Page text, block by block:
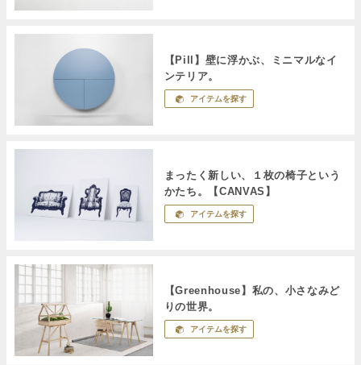
【Pill】壁に浮かぶ、ミニマルなイ
ンテリア。
アイテムを探す
まったく新しい、１枚の椅子という
かたち。【CANVAS】
アイテムを探す
【Greenhouse】私の、小さなみど
りの世界。
アイテムを探す